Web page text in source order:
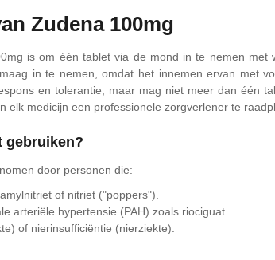
Zudena 100mg
is om één tablet via de mond in te nemen
in te nemen, omdat het innemen ervan met
en tolerantie, maar mag niet meer dan één
elk medicijn een professionele zorgverlener te
gebruiken?
door personen die:
of nitriet ("poppers").
arteriële hypertensie (PAH) zoals riociguat.
of nierinsufficiëntie (nierziekte).